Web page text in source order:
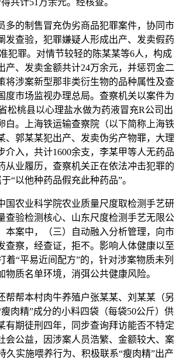
共计51万余元。经核查。
的制售冒充伪劣商品犯罪案件，协同市
发查验，犯罪嫌疑人形成出产、发卖假药
犯罪。对情节较轻的陈某某等6人，构成
产、发卖金额共计24万余元，并惩罚金二
将涉案新型那非类衍生物的品种属性及查
度市场监视办理总局。查察机关以案件为
松桃县以心理盐水做为药液冒充R公司出
白。上海铁运输查察院（以下简称上海铁
、郭某某犯出产、发卖伪劣产物罪，大理
介入，共计1600余支，李某甲等人无药品
从业履历，查察机关正在依法冲击犯罪的
“以他种药品假充此种药品”。
农业科学院农业质量尺度取检测手艺研
查验检测核心、山东尺度检测手艺无限公
本案中，（三）自动融入分析管理，向市
查察，经查证，拒不。影响人体健康以至
着“平易近间配方”的，针对涉案物质未列
物质名单环境，消弭公共健康风险。
帮本村肉牛养殖户张某某、刘某某（另
肉精”成分的小料四袋（每袋50公斤）供
有期徒刑四年，同步查询拜访能否不特定
会公益，因涉案人员浩繁、金额较大、案
久实施喂养行为、积极联系“瘦肉精”出产